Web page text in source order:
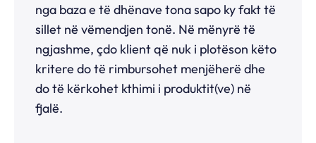
nga baza e të dhënave tona sapo ky fakt të
sillet në vëmendjen tonë. Në mënyrë të
ngjashme, çdo klient që nuk i plotëson këto
kritere do të rimbursohet menjëherë dhe
do të kërkohet kthimi i produktit(ve) në
fjalë.